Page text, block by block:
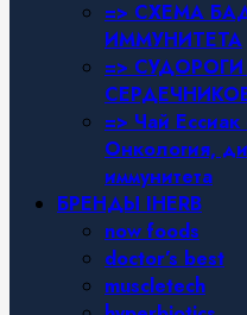
=> СХЕМА
ИММУНИТЕТА
=>
=> Чай
Онкология,
иммунитета
БРЕНДЫ IHERB
now foods
doctor’s best
muscletech